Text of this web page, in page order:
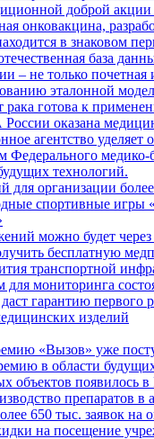
доброй
онковакцина,
в знаковом
база
не только почетная
эталонной
рака готова к
оказана
агентство уделяет
технологий.
для организации
спортивные игры
можно будет через
бесплатную
транспортной
мониторинга
гарантию первого
изделий
«Вызов» уже
в области будущих
появилось
препаратов в
650 тыс. заявок
на посещение